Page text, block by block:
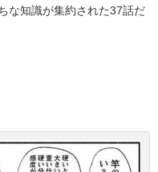
な知識が集約された37話だ